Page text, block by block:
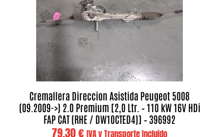
Cremallera Direccion Asistida Peugeot 5008
(09.2009->) 2.0 Premium [2,0 Ltr. – 110 kW 16V HDi
FAP CAT (RHE / DW10CTED4)] – 396992
79,30€ IVA y Transporte Incluido